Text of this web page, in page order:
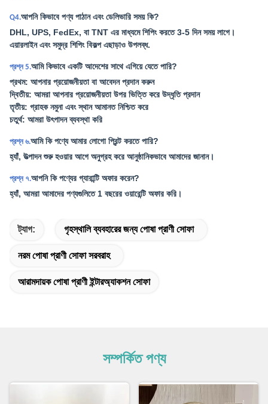
Q4.আপনি কিভাবে পণ্য পাঠান এবং ডেলিভারি সময় কি?
DHL, UPS, FedEx, বা TNT এর মাধ্যমে শিপিং করতে 3-5 দিন সময় লাগে।
এয়ারলাইন এবং সমুদ্র শিপিং বিকল্প এছাড়াও উপলব্ধ.
প্রশ্ন 5.আমি কিভাবে একটি আদেশের সাথে এগিয়ে যেতে পারি?
প্রথম: আপনার প্রয়োজনীয়তা বা আবেদন প্রদান করুন
দ্বিতীয়: আমরা আপনার প্রয়োজনীয়তা উপর ভিত্তি করে উদ্ধৃতি প্রদান
তৃতীয়: গ্রাহক নমুনা এবং স্থান আমানত নিশ্চিত করে
চতুর্থ: আমরা উৎপাদন ব্যবস্থা করি
প্রশ্ন ৬.আমি কি পণ্যে আমার লোগো প্রিন্ট করতে পারি?
হ্যাঁ, উত্পাদন শুরু হওয়ার আগে অনুগ্রহ করে আনুষ্ঠানিকভাবে আমাদের জানান।
প্রশ্ন ৭.আপনি কি পণ্যের গ্যারান্টি অফার করেন?
হ্যাঁ, আমরা আমাদের পণ্যগুলিতে 1 বছরের ওয়ারেন্টি অফার করি।
ট্যাগ: গৃহস্থালি ব্যবহারের জন্য পোষা প্রাণী সোফা
নরম পোষা প্রাণী সোফা সরবরাহ
আরামদায়ক পোষা প্রাণী ইন্টারঅ্যাকশন সোফা
সম্পর্কিত পণ্য